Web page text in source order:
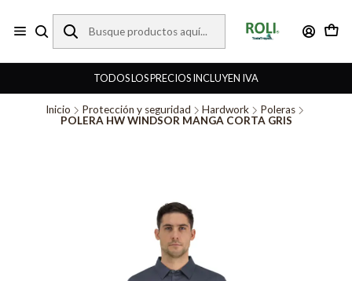
TODOS LOS PRECIOS INCLUYEN IVA
Inicio Protección y seguridad Hardwork
Poleras
POLERA HW WINDSOR MANGA CORTA GRIS